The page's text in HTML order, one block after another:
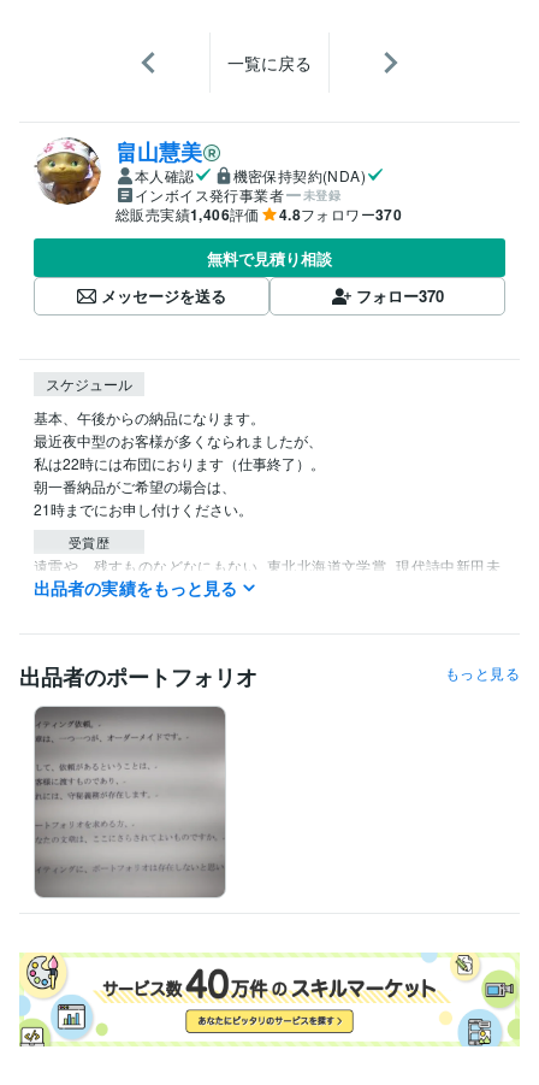
一覧に戻る
畠山慧美
本人確認
機密保持契約(NDA)
インボイス発行事業者
未登録
総販売実績1,406評価 4.8フォロワー370
無料で見積り相談
メッセージを送る
フォロー370
スケジュール
基本、午後からの納品になります。
最近夜中型のお客様が多くなられましたが、
私は22時には布団におります（仕事終了）。
朝一番納品がご希望の場合は、
21時までにお申し付けください。
受賞歴
遠雷や、残すものなどなにもない 東北北海道文学賞 現代詩中新田未
来賞縄文賞（成人の部初回受賞者）
白梅～その友情 凌霄花、赫赫と kindle　　畠山恵美作品集
資格・検定
理容師 取得年 : 1985年
ライティング・翻訳
どのスピーチ 抗議文
ライティング、コピー
出品者の実績をもっと見る
出品者のポートフォリオ もっと見る